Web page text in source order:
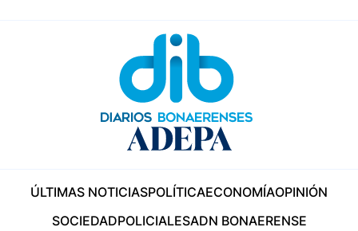
ÚLTIMAS NOTICIASPOLÍTICAECONOMÍAOPINIÓN
SOCIEDADPOLICIALESADN BONAERENSE